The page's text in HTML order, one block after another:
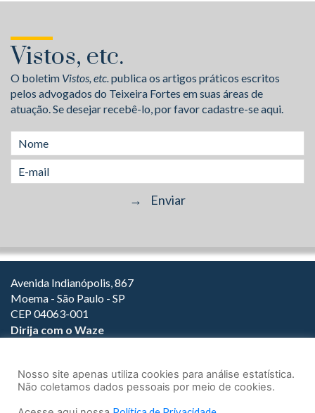
Vistos, etc.
O boletim Vistos, etc.publica os artigos práticos escritos
pelos advogados do Teixeira Fortes em suas áreas de
atuação. Se desejar recebê-lo, por favor cadastre-se aqui.
Avenida Indianópolis, 867
Moema - São Paulo - SP
CEP 04063-001
Dirija com o Waze
(11) 3147-1800
Nosso site apenas utiliza cookies para análise estatística.
Não coletamos dados pessoais por meio de cookies.